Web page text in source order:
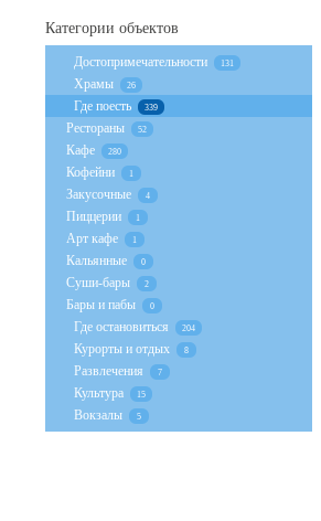
Категории объектов
Достопримечательности 131
Храмы 26
Где поесть 339
Рестораны 52
Кафе 280
Кофейни 1
Закусочные 4
Пиццерии 1
Арт кафе 1
Кальянные 0
Суши-бары 2
Бары и пабы 0
Где остановиться 204
Курорты и отдых 8
Развлечения 7
Культура 15
Вокзалы 5